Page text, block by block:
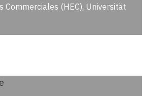
Commerciales (HEC), Universität